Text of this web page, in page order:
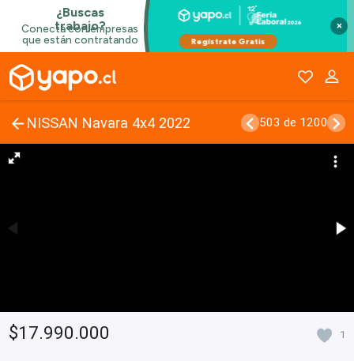
×
NISSAN Navara 4x4 2022 503 de 1200
$17.990.000 1